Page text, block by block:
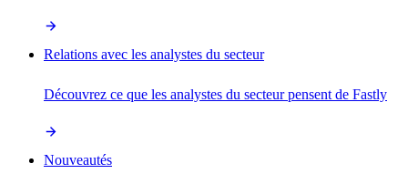
Relations avec les analystes du secteur
Découvrez ce que les analystes du secteur pensent de Fastly
Nouveautés